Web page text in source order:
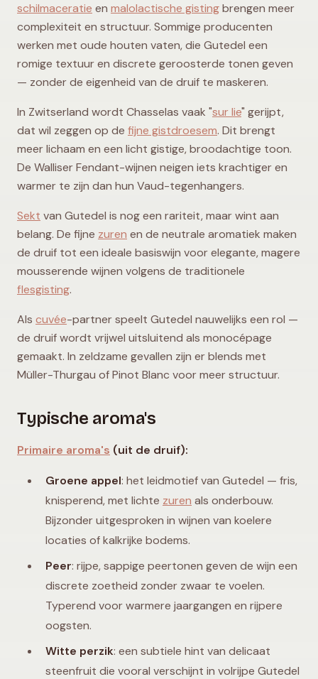
schilmaceratie en malolactische gistingbrengen meer
complexiteit en structuur. Sommige producenten
werken met oude houten vaten, die Gutedel een
romige textuur en discrete geroosterde tonen geven
— zonder de eigenheid van de druif te maskeren.
In Zwitserland wordt Chasselas vaak "sur lie" gerijpt,
dat wil zeggen op de fijne gistdroesem. Dit brengt
meer lichaam en een licht gistige, broodachtige toon.
De Walliser Fendant-wijnen neigen iets krachtiger en
warmer te zijn dan hun Vaud-tegenhangers.
Sekt van Gutedel is nog een rariteit, maar wint aan
belang. De fijne zuren en de neutrale aromatiek maken
de druif tot een ideale basiswijn voor elegante, magere
mousserende wijnen volgens de traditionele
flesgisting.
Als cuvée-partner speelt Gutedel nauwelijks een rol —
de druif wordt vrijwel uitsluitend als monocépage
gemaakt. In zeldzame gevallen zijn er blends met
Müller-Thurgau of Pinot Blanc voor meer structuur.
Typische aroma's
Primaire aroma's (uit de druif):
Groene appel: het leidmotief van Gutedel — fris,
knisperend, met lichte zuren als onderbouw.
Bijzonder uitgesproken in wijnen van koelere
locaties of kalkrijke bodems.
Peer: rijpe, sappige peertonen geven de wijn een
discrete zoetheid zonder zwaar te voelen.
Typerend voor warmere jaargangen en rijpere
oogsten.
Witte perzik: een subtiele hint van delicaat
steenfruit die vooral verschijnt in volrijpe Gutedel